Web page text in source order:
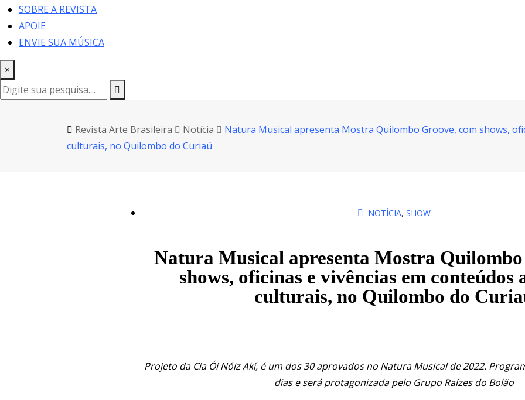
SOBRE A REVISTA
APOIE
ENVIE SUA MÚSICA
×
Revista Arte Brasileira Notícia
Natura Musical apresenta Mostra Quilombo Groove, com shows,
culturais, no Quilombo do Curiaú
NOTÍCIA, SHOW
Natura Musical apresenta Mostra
shows, oficinas e vivências em conteúdos
culturais, no Quilombo do
Projeto da Cia Ói Nóiz Akí, é um dos 30 aprovados no Natura Musical de 2022.
dias e será protagonizada pelo Grupo Raízes do Bolão